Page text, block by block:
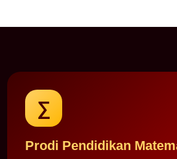
∑
Prodi Pendidikan